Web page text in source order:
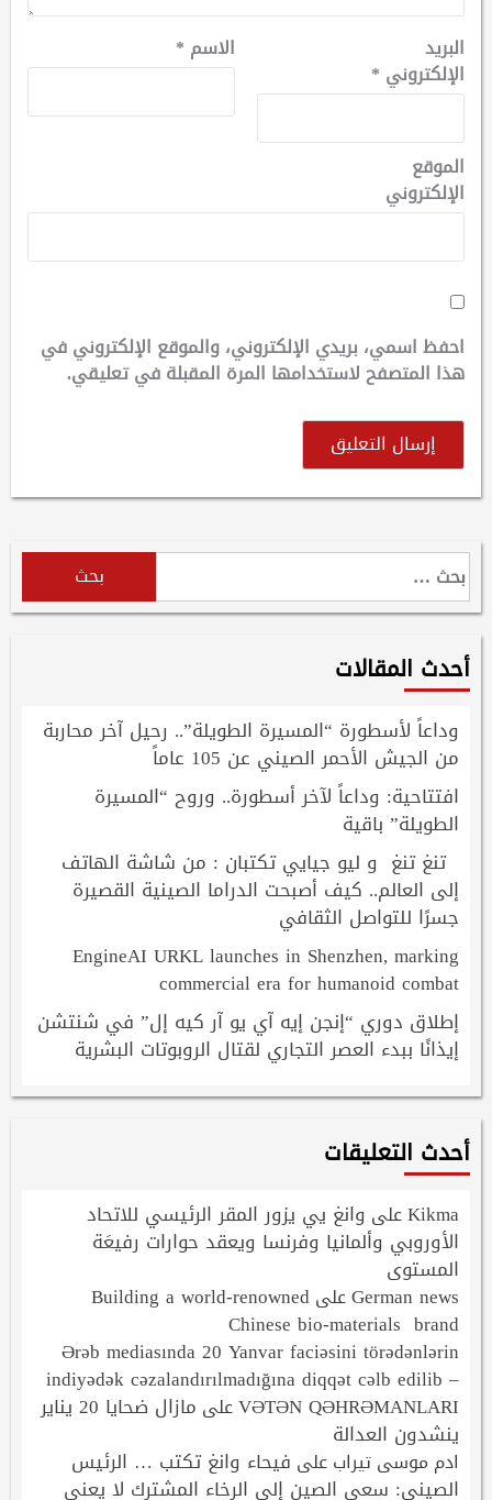
الاسم * البريد
الإلكتروني *
الموقع
الإلكتروني
احفظ اسمي، بريدي الإلكتروني، والموقع الإلكتروني في
هذا المتصفح لاستخدامها المرة المقبلة في تعليقي.
البحث
عن:
أحدث المقالات
وداعاً لأسطورة “المسيرة الطويلة”.. رحيل آخر محاربة
من الجيش الأحمر الصيني عن 105 عاماً
افتتاحية: وداعاً لآخر أسطورة.. وروح “المسيرة
الطويلة” باقية
تنغ تنغ و ليو جيايي تكتبان : من شاشة الهاتف
إلى العالم.. كيف أصبحت الدراما الصينية القصيرة
جسرًا للتواصل الثقافي
EngineAI URKL launches in Shenzhen, marking
commercial era for humanoid combat
إطلاق دوري “إنجن إيه آي يو آر كيه إل” في شنتشن
إيذانًا ببدء العصر التجاري لقتال الروبوتات البشرية
أحدث التعليقات
Kikmaعلى وانغ يي يزور المقر الرئيسي للاتحاد
الأوروبي وألمانيا وفرنسا ويعقد حوارات رفيعَة
المستوى
German newsعلى Building a world-renowned
Chinese bio-materials brand
Ərəb mediasında 20 Yanvar faciəsini törədənlərin
indiyədək cəzalandırılmadığına diqqət cəlb edilib –
VƏTƏN QƏHRƏMANLARIعلى مازال ضحايا 20 يناير
ينشدون العدالة
ادم موسى تيرابعلى فيحاء وانغ تكتب … الرئيس
الصيني: سعي الصين إلى الرخاء المشترك لا يعني